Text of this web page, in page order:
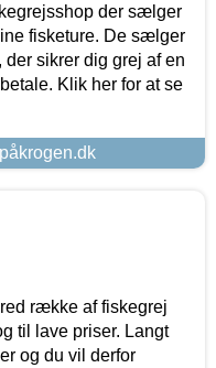
der sælger
fisketure. De sælger
sikrer dig grej af en
Klik her for at se
række af fiskegrej
til lave priser. Langt
og du vil derfor